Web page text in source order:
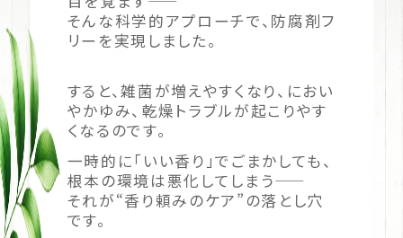
そんな科学的アプローチで、防腐剤フ
リーを実現しました。
すると、雑菌が増えやすくなり、におい
やかゆみ、乾燥トラブルが起こりやす
くなるのです。
一時的に「いい香り」でごまかしても、
根本の環境は悪化してしまう――
それが“香り頼みのケア”の落とし穴
です。